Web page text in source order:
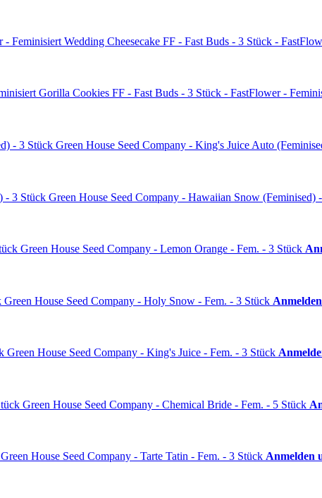
Wedding Cheesecake FF - Fast Buds - 3 Stück -
Gorilla Cookies FF - Fast Buds - 3 Stück - FastFlower -
Green House Seed Company - King's Juice Auto
Green House Seed Company - Hawaiian Snow (Feminised)
Green House Seed Company - Lemon Orange - Fem. - 3 Stück
Green House Seed Company - Holy Snow - Fem. - 3 Stück
Green House Seed Company - King's Juice - Fem. - 3 Stück
Green House Seed Company - Chemical Bride - Fem. - 5 Stück
Green House Seed Company - Tarte Tatin - Fem. - 3 Stück Anmelden